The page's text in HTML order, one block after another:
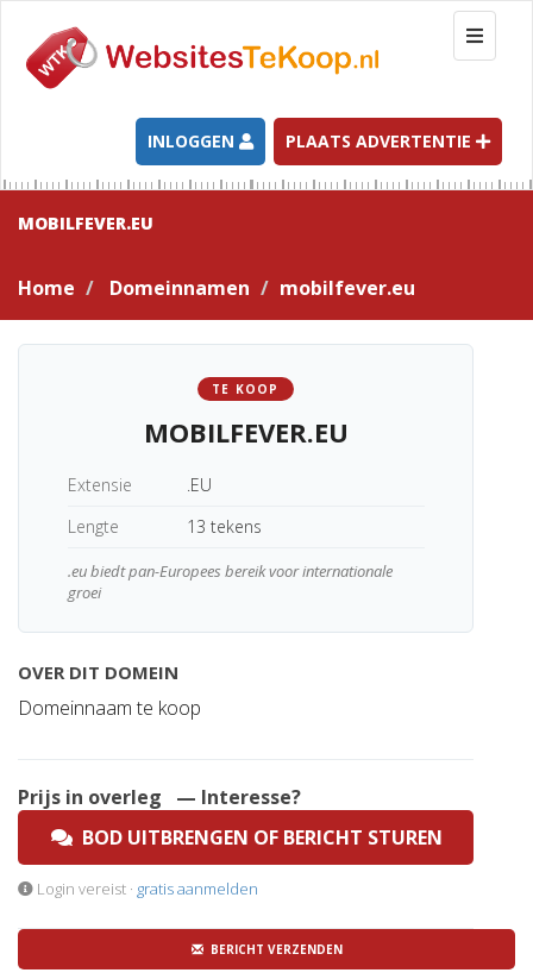
T
o
g
l
e
n
a
t
INLOGGEN PLAATS ADVERTENTIE
MOBILFEVER.EU
Home Domeinnamen mobilfever.eu
TE KOOP
MOBILFEVER.EU
Extensie
.EU
Lengte
13 tekens
.eu biedt pan-Europees bereik voor internationale
groei
OVER DIT DOMEIN
Domeinnaam te koop
Prijs in overleg
— Interesse?
BOD UITBRENGEN OF BERICHT STUREN
Login vereist · gratis aanmelden
BERICHT VERZENDEN